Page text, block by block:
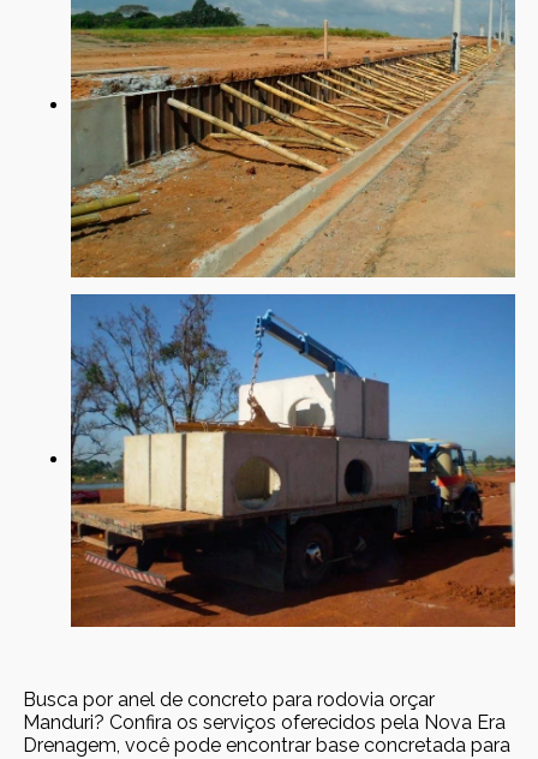
Busca por anel de concreto para rodovia orçar
Manduri? Confira os serviços oferecidos pela Nova Era
Drenagem, você pode encontrar base concretada para